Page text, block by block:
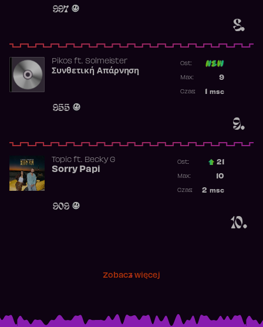
8.
997
9.
Pikosft. Solmeister
Συνθετική Απάρνηση
955
Ost:
9
Max:
msc
Czas:
10.
Topicft. Becky G
Sorry Papi
909
Ost.: 21
10
Max:
2 msc
Czas:
Zobacz więcej